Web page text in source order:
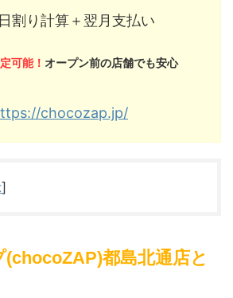
割り計算＋翌月支払い
可能！ オープン前の店舗でも安心
chocozap.jp/
]
都島北通店と